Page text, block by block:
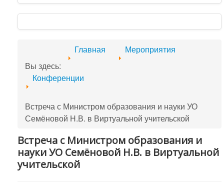
Вы здесь:
Главная Мероприятия
Конференции
Встреча с Министром образования и науки УО
Семёновой Н.В. в Виртуальной учительской
Встреча с Министром образования и
науки УО Семёновой Н.В. в Виртуальной
учительской